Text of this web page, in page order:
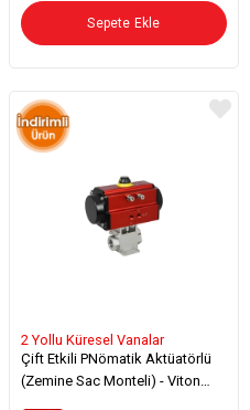
Sepete Ekle
2 Yollu Küresel Vanalar
Çift Etkili PNömatik Aktüatörlü
(Zemine Sac Monteli) - Viton